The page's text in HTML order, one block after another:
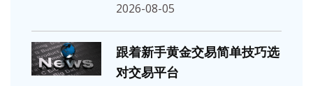
2026-08-05
跟着新手黄金交易简单技巧选
对交易平台